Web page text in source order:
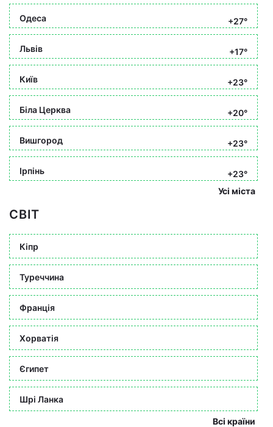
Одеса +27°
Львів +17°
Київ +23°
Біла Церква +20°
Вишгород +23°
Ірпінь
+23°
Усі міста
СВІТ
Кіпр
Туреччина
Франція
Хорватія
Єгипет
Шрі Ланка
Всі країни